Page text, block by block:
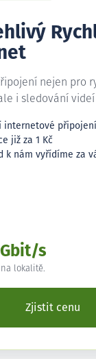
nejen pro
i sledování videí
internetové připojení
již za 1 Kč
k nám vyřídíme za
s
lokalitě.
Zjistit cenu